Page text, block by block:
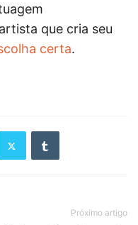
que cria seu
certa.
Próximo artigo